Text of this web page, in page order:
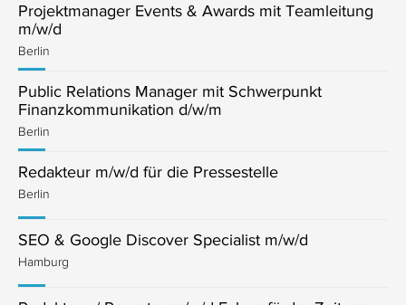
Projektmanager Events & Awards mit Teamleitung
m/w/d
Berlin
Public Relations Manager mit Schwerpunkt
Finanzkommunikation d/w/m
Berlin
Redakteur m/w/d für die Pressestelle
Berlin
SEO & Google Discover Specialist m/w/d
Hamburg